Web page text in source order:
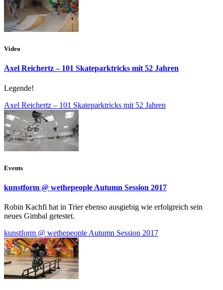
Video
Axel Reichertz – 101 Skateparktricks mit 52 Jahren
Legende!
Axel Reichertz – 101 Skateparktricks mit 52 Jahren
Events
kunstform @ wethepeople Autumn Session 2017
Robin Kachfi hat in Trier ebenso ausgiebig wie erfolgreich sein
neues Gimbal getestet.
kunstform @ wethepeople Autumn Session 2017